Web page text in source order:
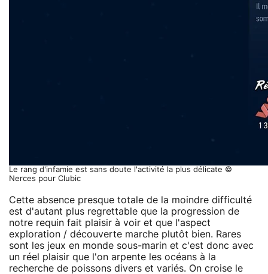
Le rang d'infamie est sans doute l'activité la plus délicate ©
Nerces pour Clubic
Cette absence presque totale de la moindre difficulté
est d'autant plus regrettable que la progression de
notre requin fait plaisir à voir et que l'aspect
exploration / découverte marche plutôt bien. Rares
sont les jeux en monde sous-marin et c'est donc avec
un réel plaisir que l'on arpente les océans à la
recherche de poissons divers et variés. On croise le